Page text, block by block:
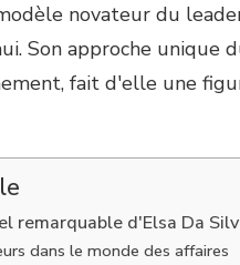
novateur du
Son approche unique
fait d'elle une
remarquable d'Elsa Da
dans le monde des affaires